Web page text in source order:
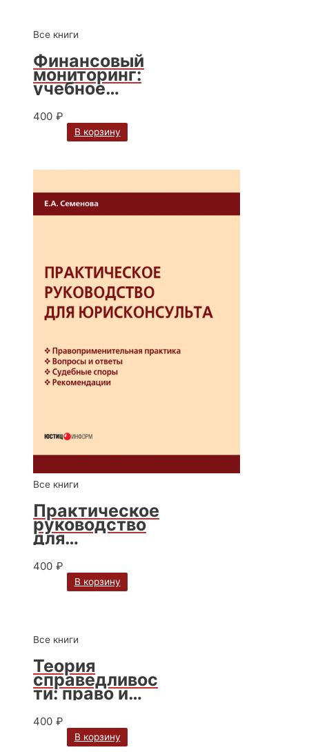
Все книги
Финансовый
мониторинг:
учебное
пособие для
бакалавриата
магистратуры
400 ₽
В корзину
Все книги
Практическое
руководство
для
юрисконсульт
а / Е. А.
Семенова
400 ₽
В корзину
Все книги
Теория
справедливос
ти: право и
экономика / В.
А. Вайпан
400 ₽
В корзину